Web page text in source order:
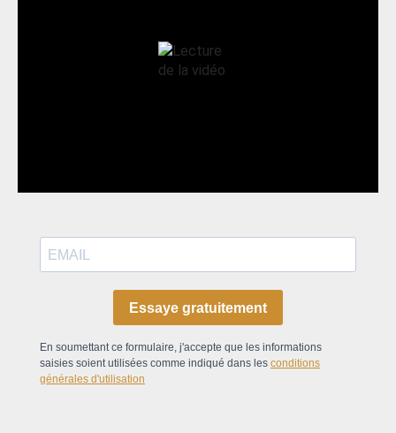
Essaye gratuitement
En soumettant ce formulaire, j'accepte que les informations
saisies soient utilisées comme indiqué dans les conditions
générales d'utilisation